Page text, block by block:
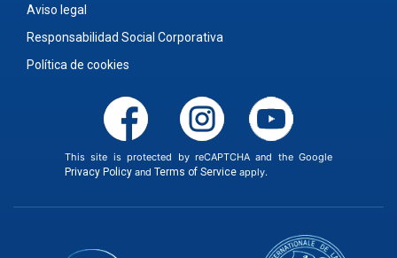
Aviso legal
Responsabilidad Social Corporativa
Política de cookies
This site is protected by reCAPTCHA and the Google
Privacy Policyand Terms of Serviceapply.